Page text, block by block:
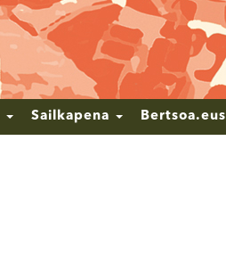
Sailkapena Bertsoa.eus